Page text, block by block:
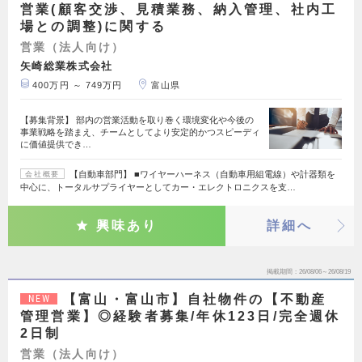
営業(顧客交渉、見積業務、納入管理、社内工
場との調整)に関する
営業（法人向け）
矢崎総業株式会社
400万円 ～ 749万円 富山県
【募集背景】 部内の営業活動を取り巻く環境変化や今後の
事業戦略を踏まえ、チームとしてより安定的かつスピーディ
に価値提供でき…
会社概要
【自動車部門】 ■ワイヤーハーネス（自動車用組電線）や計器類を
中心に、トータルサプライヤーとしてカー・エレクトロニクスを支…
興味あり 詳細へ
掲載期間 26/08/06～26/08/19
NEW
【富山・富山市】自社物件の【不動産
管理営業】◎経験者募集/年休123日/完全週休
2日制
営業（法人向け）